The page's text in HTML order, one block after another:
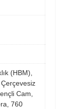
(HBM),
Cam,
760